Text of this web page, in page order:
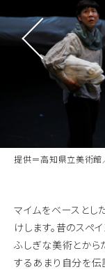
提供＝高知県立美術
マイムをベースとし
けします。昔のスペ
ふしぎな美術とから
するあまり自分を伝